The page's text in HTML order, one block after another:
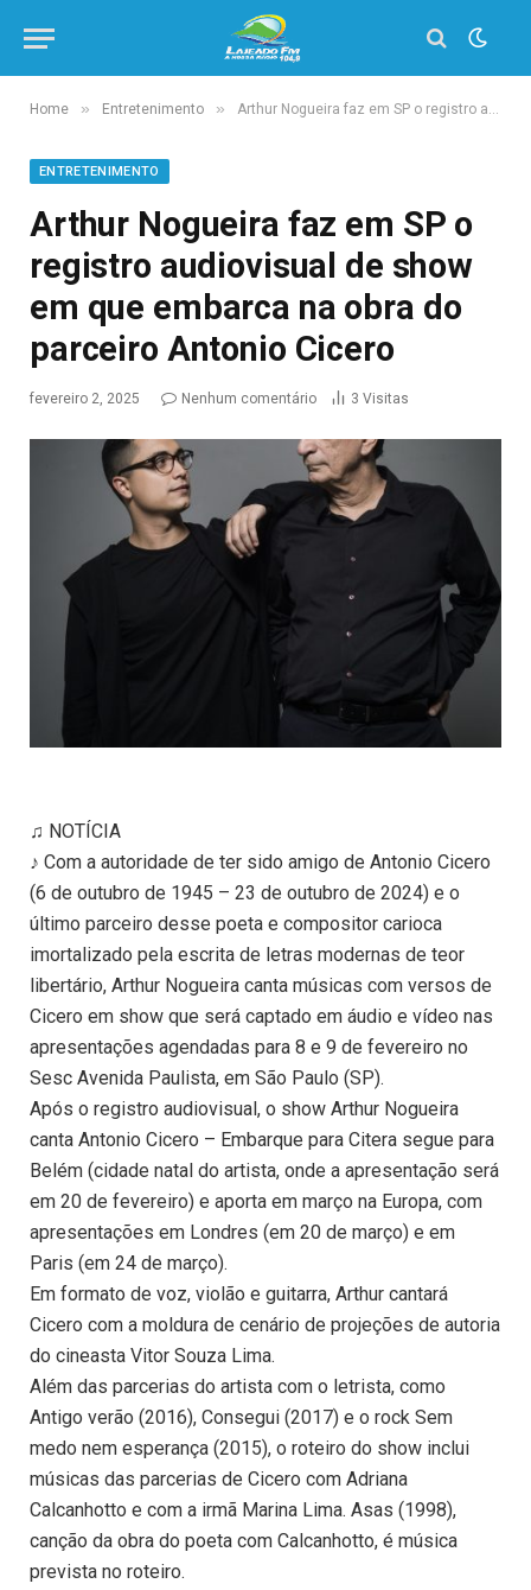
Home » Entretenimento » Arthur Nogueira faz em SP o registro audiovisual de show em que embarca na obra do parceiro Antonio Cicero
ENTRETENIMENTO
Arthur Nogueira faz em SP o
registro audiovisual de show
em que embarca na obra do
parceiro Antonio Cicero
fevereiro 2, 2025 Nenhum comentário 3 Visitas
♫ NOTÍCIA
♪ Com a autoridade de ter sido amigo de Antonio Cicero
(6 de outubro de 1945 – 23 de outubro de 2024) e o
último parceiro desse poeta e compositor carioca
imortalizado pela escrita de letras modernas de teor
libertário, Arthur Nogueira canta músicas com versos de
Cicero em show que será captado em áudio e vídeo nas
apresentações agendadas para 8 e 9 de fevereiro no
Sesc Avenida Paulista, em São Paulo (SP).
Após o registro audiovisual, o show Arthur Nogueira
canta Antonio Cicero – Embarque para Citera segue para
Belém (cidade natal do artista, onde a apresentação será
em 20 de fevereiro) e aporta em março na Europa, com
apresentações em Londres (em 20 de março) e em
Paris (em 24 de março).
Em formato de voz, violão e guitarra, Arthur cantará
Cicero com a moldura de cenário de projeções de autoria
do cineasta Vitor Souza Lima.
Além das parcerias do artista com o letrista, como
Antigo verão (2016), Consegui (2017) e o rock Sem
medo nem esperança (2015), o roteiro do show inclui
músicas das parcerias de Cicero com Adriana
Calcanhotto e com a irmã Marina Lima. Asas (1998),
canção da obra do poeta com Calcanhotto, é música
prevista no roteiro.